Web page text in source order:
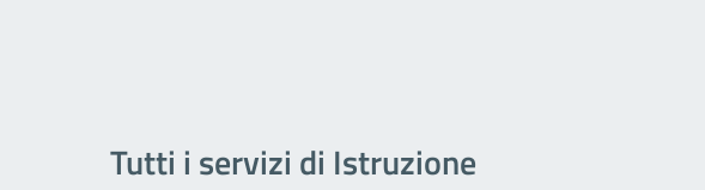
Tutti i servizi di Istruzione